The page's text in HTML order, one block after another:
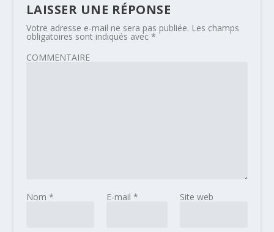
LAISSER UNE RÉPONSE
Votre adresse e-mail ne sera pas publiée. Les champs
obligatoires sont indiqués avec *
COMMENTAIRE
Nom * E-mail * Site web